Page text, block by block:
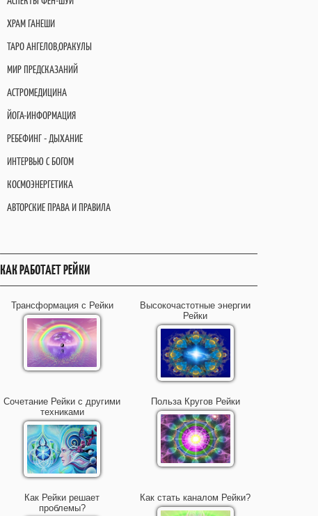
ХРАМ ГАНЕШИ
ТАРО АНГЕЛОВ,ОРАКУЛЫ
МИР ПРЕДСКАЗАНИЙ
АСТРОМЕДИЦИНА
ЙОГА-ИНФОРМАЦИЯ
РЕБЕФИНГ - ДЫХАНИЕ
ИНТЕРВЬЮ С БОГОМ
КОСМОЭНЕРГЕТИКА
АВТОРСКИЕ ПРАВА И ПРАВИЛА
КАК РАБОТАЕТ РЕЙКИ
Трансформация с Рейки
Высокочастотные энергии
Рейки
Сочетание Рейки с другими
техниками
Польза Кругов Рейки
Как Рейки решает
проблемы?
Как стать каналом Рейки?